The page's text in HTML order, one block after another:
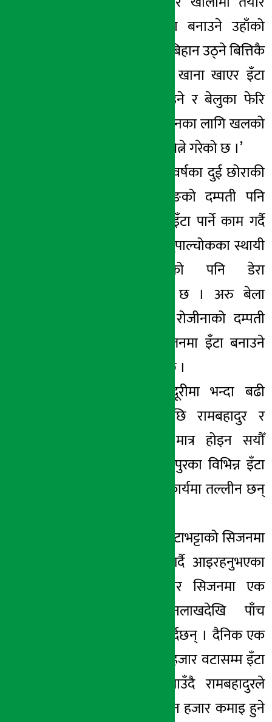
रहेको माटोबाट इँटा बनाउने उहाँको
दिनचर्या रहेको छ । ‘बिहान उठ्ने बित्तिकै
इँटा बनाउने, दिउँसो खाना खाएर इँटा
सुकाउने, चाङ लगाउने र बेलुका फेरि
भोलि पल्ट इँटा बनाउनका लागि खलको
सरसफाइ गरेर दिन बित्ने गरेको छ ।’
त्यसैगरी, सात र दुई वर्षका दुई छोराकी
आमा रोजिना तामाङको दम्पती पनि
विगत तीन वर्षदेखि इँटा पार्ने काम गर्दै
आइरहेको छ । सिन्धुपाल्चोकका स्थायी
बासिन्दा उनिहरुको पनि डेरा
च्याम्हसिंहमा रहेको छ । अरु बेला
ज्याला मजदूरी गर्ने रोजीनाको दम्पती
पनि इँटाभट्टाको सिजनमा इँटा बनाउने
कार्य गर्दै आइरहेको छ ।
दैनिक ज्याला मजदूरीमा भन्दा बढी
आम्दानी हुने भएपछि रामबहादुर र
रोजीनाको परिवार मात्र होइन सयौँ
परिवार यतिखेर भक्तपुरका विभिन्न इँटा
भट्टामा इँटा बनाउने कार्यमा तल्लीन छन्
विगत पाँच वर्षदेखि इँटाभट्टाको सिजनमा
इँटा बनाउने कार्य गर्दै आइरहनुभएका
रामबहादुरका अनुसार सिजनमा एक
परिवारले रु तीनलाखदेखि पाँच
लाखसम्म कमाउने गर्दछन् । दैनिक एक
हजार २०० देखि दुई हजार वटासम्म इँटा
बनाउँदै आएको बताउँदै रामबहादुरले
दैनिक रु दुईदेखि तीन हजार कमाइ हुने